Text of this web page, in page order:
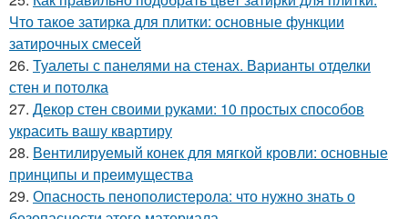
Что такое затирка для плитки: основные функции
затирочных смесей
26. Туалеты с панелями на стенах. Варианты отделки
стен и потолка
27. Декор стен своими руками: 10 простых способов
украсить вашу квартиру
28. Вентилируемый конек для мягкой кровли: основные
принципы и преимущества
29. Опасность пенополистерола: что нужно знать о